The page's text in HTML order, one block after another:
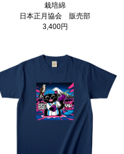
栽培綿
日本正月協会 販売部
3,400円